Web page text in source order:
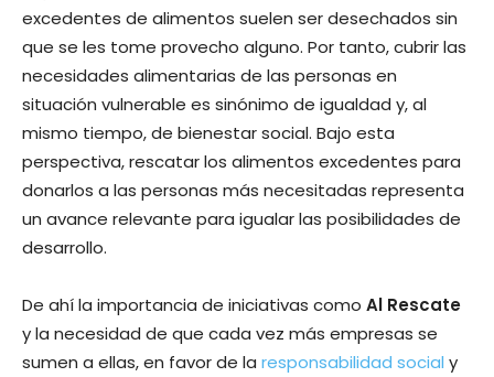
excedentes de alimentos suelen ser desechados sin
que se les tome provecho alguno. Por tanto, cubrir las
necesidades alimentarias de las personas en
situación vulnerable es sinónimo de igualdad y, al
mismo tiempo, de bienestar social. Bajo esta
perspectiva, rescatar los alimentos excedentes para
donarlos a las personas más necesitadas representa
un avance relevante para igualar las posibilidades de
desarrollo.
De ahí la importancia de iniciativas como Al Rescate
y la necesidad de que cada vez más empresas se
sumen a ellas, en favor de la responsabilidad social y